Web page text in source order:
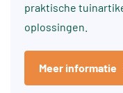
praktische
oplossingen.
Meer informatie